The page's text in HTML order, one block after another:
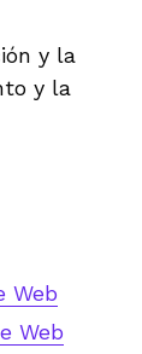
y la
y la
Web
Web